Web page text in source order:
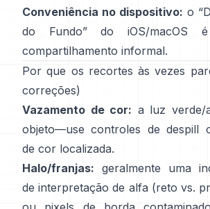
Conveniência no dispositivo: o “
do Fundo” do iOS/macOS
compartilhamento informal.
Por que os recortes às vezes
correções)
Vazamento de cor: a luz verde/
objeto—use controles de despill
de cor localizada.
Halo/franjas: geralmente uma
de interpretação de alfa (reto vs.